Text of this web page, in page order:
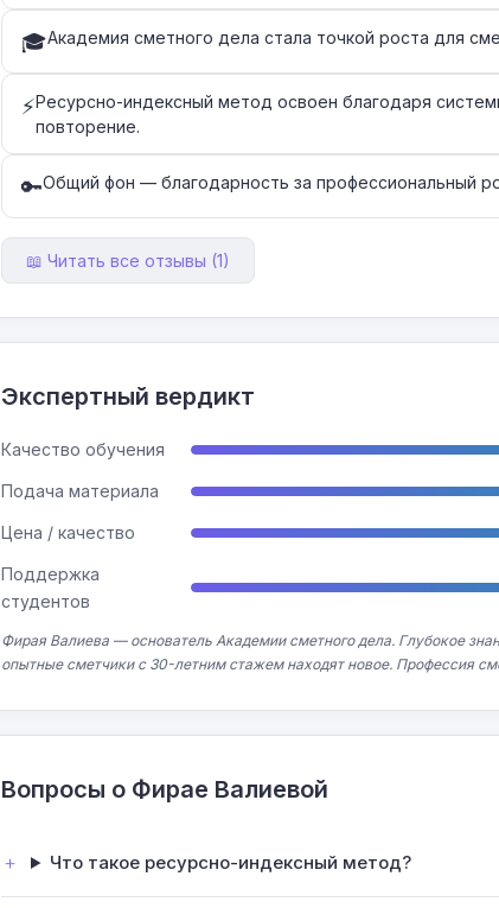
🎓Академия сметного дела стала точкой роста для
⚡Ресурсно-индексный метод освоен благодаря
повторение.
🔑Общий фон — благодарность за профессиональный
📖 Читать все отзывы (1)
Экспертный вердикт
Качество обучения
Подача материала
Цена / качество
Поддержка
студентов
Фирая Валиева — основатель Академии сметного дела. Глубокое
опытные сметчики с 30-летним стажем находят новое. Профессия
Вопросы о Фирае Валиевой
Что такое ресурсно-индексный метод?